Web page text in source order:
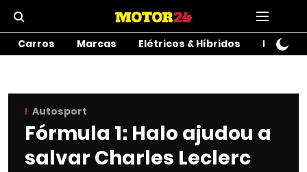
Carros Marcas Elétricos & Híbridos Motos
Autosport
Fórmula 1: Halo ajudou a
salvar Charles Leclerc